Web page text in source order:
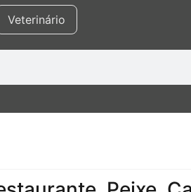
Veterinário